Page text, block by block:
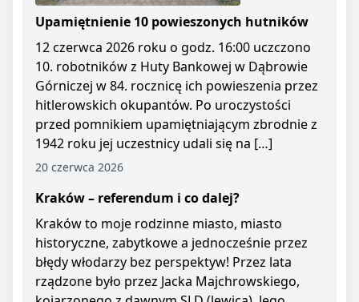
Upamiętnienie 10 powieszonych hutników
12 czerwca 2026 roku o godz. 16:00 uczczono
10. robotników z Huty Bankowej w Dąbrowie
Górniczej w 84. rocznicę ich powieszenia przez
hitlerowskich okupantów. Po uroczystości
przed pomnikiem upamiętniającym zbrodnie z
1942 roku jej uczestnicy udali się na […]
20 czerwca 2026
Kraków – referendum i co dalej?
Kraków to moje rodzinne miasto, miasto
historyczne, zabytkowe a jednocześnie przez
błędy włodarzy bez perspektyw! Przez lata
rządzone było przez Jacka Majchrowskiego,